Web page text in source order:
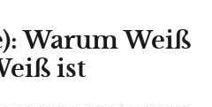
Warum Weiß
ist